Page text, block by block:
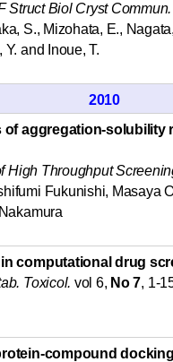
Struct Biol Cryst Commun.
S., Mizohata, E.,
and Inoue, T.
2010
of aggregation-solubility
High Throughput
Fukunishi, Masaya
computational drug
Toxicol. vol 6, No 7, 1-
compound